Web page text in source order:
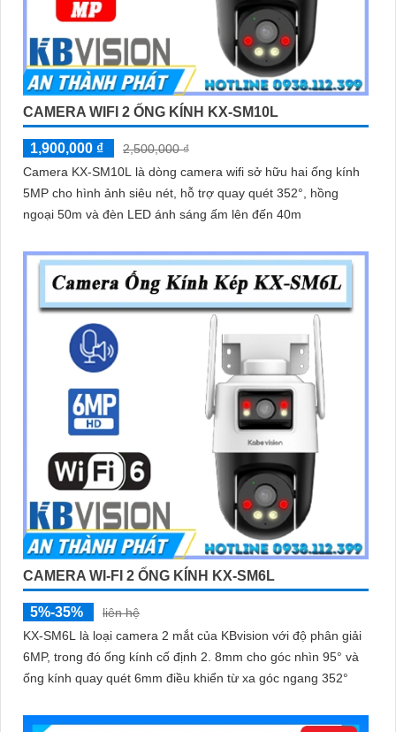
CAMERA WIFI 2 ỐNG KÍNH KX-SM10L
1,900,000 ₫
2,500,000 ₫
Camera KX-SM10L là dòng camera wifi sở hữu hai ống kính
5MP cho hình ảnh siêu nét, hỗ trợ quay quét 352°, hồng
ngoại 50m và đèn LED ánh sáng ấm lên đến 40m
CAMERA WI-FI 2 ỐNG KÍNH KX-SM6L
5%-35%
liên hệ
KX-SM6L là loại camera 2 mắt của KBvision với độ phân giải
6MP, trong đó ống kính cố định 2. 8mm cho góc nhìn 95° và
ống kính quay quét 6mm điều khiển từ xa góc ngang 352°